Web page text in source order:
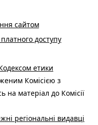
сайтом
доступу
етики
Комісією з
на матеріал до Комісії
регіональні видавці